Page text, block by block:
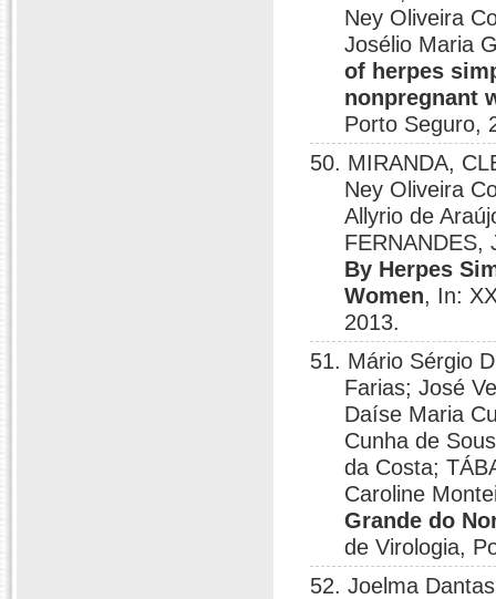
Ney Oliveira
Josélio Maria
of herpes
nonpregnant
Porto Seguro,
50. MIRANDA,
Ney Oliveira
Allyrio de
By Herpes
Women, In:
2013.
51. Mário Sérgio
Farias; José
Daíse Maria
Cunha de
da Costa;
Caroline
Grande do
de Virologia,
52. Joelma